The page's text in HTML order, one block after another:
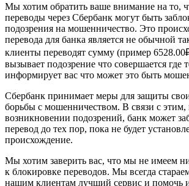
Мы хотим обратить ваше внимание на то,
переводы через Сбербанк могут быть
подозрения на мошенничество. Это
перевода для банка является не обычной
клиенты переводят сумму (пример
вызывает подозрение что совершается где
информирует вас что может это быть
Сбербанк принимает меры для защиты
борьбы с мошенничеством. В связи с этим,
возникновении подозрений, банк может
перевод до тех пор, пока не будет
происхождение.
Мы хотим заверить вас, что мы не имеем
к блокировке переводов. Мы всегда
нашим клиентам лучший сервис и помочь